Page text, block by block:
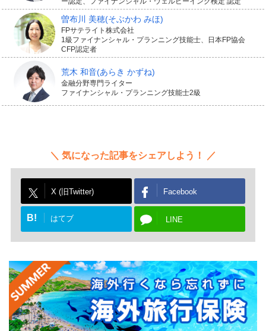
「個人賠償責任補償特約」を付加すると、以下のような
事故で相手にけがを負わせたり、他人の財物を壊してし
まったりした際に、損害賠償費用が補償されます。
自転車を運転中に歩行者と衝突してけがをさせた
飼い犬が散歩中に通行人に噛みついてけがをさせた
特に自転車事故による高額な賠償事例は社会的に注目を
集めています。過去には自転車で歩行者にぶつかり後遺
障害を負わせ、9,520万円の賠償命令が出たケースもあり
の整備も進んでいます。自転車に乗る機会がある方は、
個人賠償責任補償が付いた傷害保険への加入を検討する
価値があるでしょう。
曽布川 美穂(そぶかわ みほ)
FPサテライト株式会社
1級ファイナンシャル・プランニング技能士、日本FP協会
CFP認定者
荒木 和音(あらき かずね)
金融分野専門ライター
ファイナンシャル・プランニング技能士2級
気になった記事をシェアしよう！
X (旧Twitter) Facebook
B! はてブ LINE